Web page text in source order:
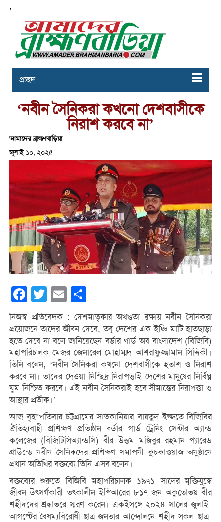
,
প্রচ্ছদ
‘নবীন সৈনিকরা কখনো দেশবাসীকে
নিরাশ করবে না’
আমাদের ব্রাহ্মণবাড়িয়া
জুলাই ১০, ২০২৫
Facebook
Twitter Email
নিজস্ব প্রতিবেদক : দেশমাতৃকার অখণ্ডতা রক্ষায় নবীন সৈনিকরা
প্রয়োজনে তাদের জীবন দেবে, তবু দেশের এক ইঞ্চি মাটি হাতছাড়া
হতে দেবে না বলে জানিয়েছেন বর্ডার গার্ড অব বাংলাদেশ (বিজিবি)
মহাপরিচালক মেজর জেনারেল মোহাম্মদ আশরাফুজ্জামান সিদ্দিকী।
তিনি বলেন, ‘নবীন সৈনিকরা কখনো দেশবাসীকে হতাশ ও নিরাশ
করবে না। তাদের দেওয়া নিশ্ছিদ্র নিরাপত্তাই দেশের মানুষের নির্বিঘ্ন
ঘুম নিশ্চিত করবে। এই নবীন সৈনিকরাই হবে সীমান্তের নিরাপত্তা ও
আস্থার প্রতীক।’
আজ বৃহস্পতিবার চট্টগ্রামের সাতকানিয়ার বায়তুল ইজ্জতে বিজিবির
ঐতিহ্যবাহী প্রশিক্ষণ প্রতিষ্ঠান বর্ডার গার্ড ট্রেনিং সেন্টার অ্যান্ড
কলেজের (বিজিটিসিঅ্যান্ডসি) বীর উত্তম মজিবুর রহমান প্যারেড
গ্রাউন্ডে নবীন সৈনিকদের প্রশিক্ষণ সমাপনী কুচকাওয়াজ অনুষ্ঠানে
প্রধান অতিথির বক্তব্যে তিনি এসব বলেন।
বক্তব্যের শুরুতে বিজিবি মহাপরিচালক ১৯৭১ সালের মুক্তিযুদ্ধে
জীবন উৎসর্গকারী তৎকালীন ইপিআরের ৮১৭ জন অকুতোভয় বীর
শহীদদের শ্রদ্ধাভরে স্মরণ করেন। একইসঙ্গে ২০২৪ সালের জুলাই-
আগস্টের বৈষম্যবিরোধী ছাত্র-জনতার আন্দোলনে শহীদ সকল ছাত্র-